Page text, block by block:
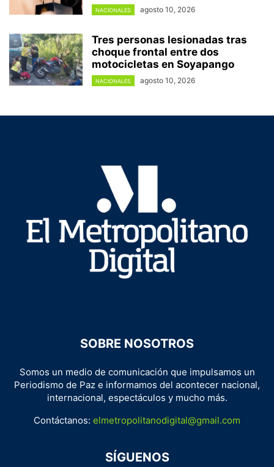
NACIONALES agosto 10, 2026
Tres personas lesionadas tras
choque frontal entre dos
motocicletas en Soyapango
NACIONALES agosto 10, 2026
SOBRE NOSOTROS
Somos un medio de comunicación que impulsamos un
Periodismo de Paz e informamos del acontecer nacional,
internacional, espectáculos y mucho más.
Contáctanos: elmetropolitanodigital@gmail.com
SÍGUENOS